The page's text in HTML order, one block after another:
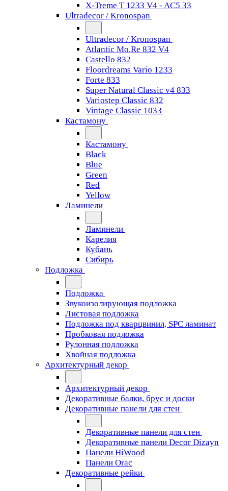
X-Treme T 1233 V4 - AC5 33
Ultradecor / Kronospan
Ultradecor / Kronospan
Atlantic Mo.Re 832 V4
Castello 832
Floordreams Vario 1233
Forte 833
Super Natural Classic v4 833
Variostep Classic 832
Vintage Classic 1033
Кастамону
Кастамону
Black
Blue
Green
Red
Yellow
Ламинели
Ламинели
Карелия
Кубань
Сибирь
Подложка
Подложка
Звукоизолирующая подложка
Листовая подложка
Подложка под кварцвинил, SPC ламинат
Пробковая подложка
Рулонная подложка
Хвойная подложка
Архитектурный декор
Архитектурный декор
Декоративные балки, брус и доски
Декоративные панели для стен
Декоративные панели для стен
Декоративные панели Decor Dizayn
Панели HiWood
Панели Orac
Декоративные рейки